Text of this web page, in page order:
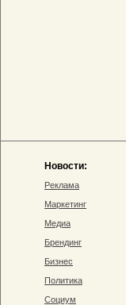
Новости:
Реклама
Маркетинг
Медиа
Брендинг
Бизнес
Политика
Социум